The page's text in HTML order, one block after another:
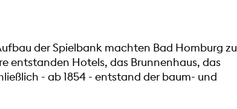
der Spielbank machten Bad Homburg zu
entstanden Hotels, das Brunnenhaus, das
- ab 1854 - entstand der baum- und